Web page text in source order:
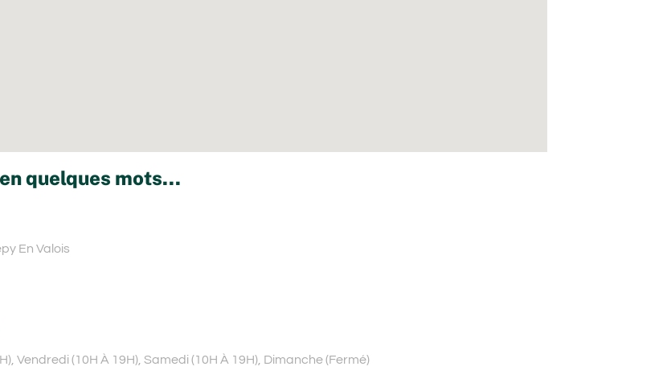
quelques mots...
En Valois
Vendredi (10H À 19H), Samedi (10H À 19H), Dimanche (Fermé)